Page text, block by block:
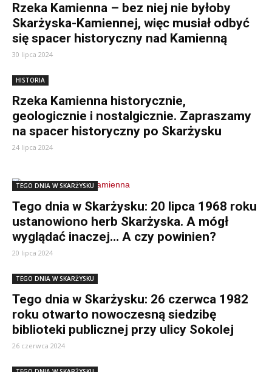
Rzeka Kamienna – bez niej nie byłoby
Skarżyska-Kamiennej, więc musiał odbyć
się spacer historyczny nad Kamienną
30 lipca 2024
HISTORIA
Rzeka Kamienna historycznie,
geologicznie i nostalgicznie. Zapraszamy
na spacer historyczny po Skarżysku
24 lipca 2024
TEGO DNIA W SKARŻYSKU
Tego dnia w Skarżysku: 20 lipca 1968 roku
ustanowiono herb Skarżyska. A mógł
wyglądać inaczej… A czy powinien?
20 lipca 2024
TEGO DNIA W SKARŻYSKU
Tego dnia w Skarżysku: 26 czerwca 1982
roku otwarto nowoczesną siedzibę
biblioteki publicznej przy ulicy Sokolej
26 czerwca 2024